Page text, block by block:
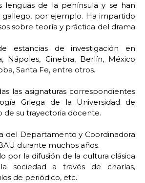
lenguas de la península y se han
por ejemplo. Ha impartido
sobre teoría y práctica del drama
estancias de investigación en
Nápoles, Ginebra, Berlín, México
Santa Fe, entre otros.
las asignaturas correspondientes
Griega de la Universidad de
de su trayectoria docente.
del Departamento y Coordinadora
durante muchos años.
por la difusión de la cultura clásica
sociedad a través de charlas,
de periódico, etc.